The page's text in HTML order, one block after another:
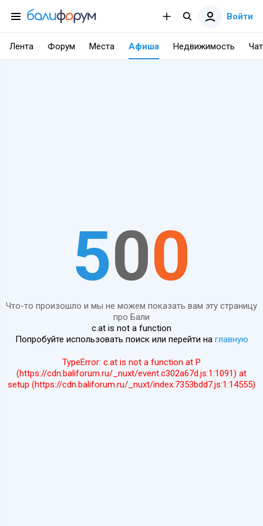
Войти
Лента Форум Места Афиша Недвижимость Чат
500
Что-то произошло и мы не можем показать вам эту страницу
про Бали
c.at is not a function
Попробуйте использовать поиск или перейти на главную
TypeError: c.at is not a function at P
(https://cdn.baliforum.ru/_nuxt/event.c302a67d.js:1:1091) at
setup (https://cdn.baliforum.ru/_nuxt/index.7353bdd7.js:1:14555)